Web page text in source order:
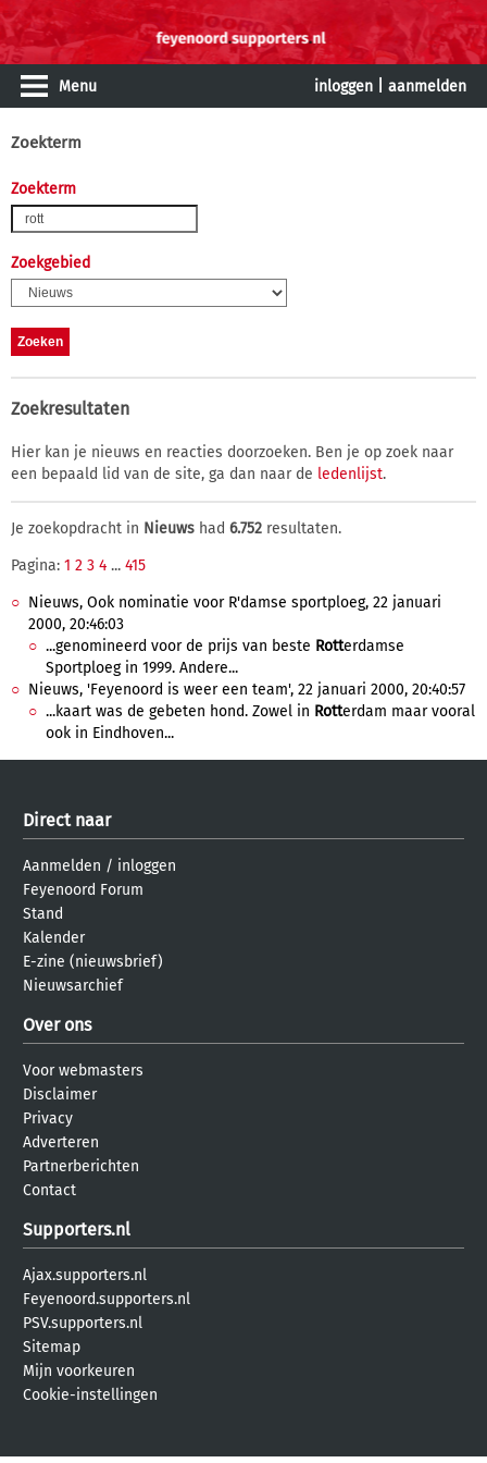
Menu inloggen aanmelden
Zoekterm
Zoekterm
Zoekgebied
Zoekresultaten
Hier kan je nieuws en reacties doorzoeken. Ben je op zoek naar
een bepaald lid van de site, ga dan naar de ledenlijst.
Je zoekopdracht in Nieuws had 6.752 resultaten.
Pagina: 1 2 3 4 ... 415
Nieuws, Ook nominatie voor R'damse sportploeg, 22 januari
2000, 20:46:03
...genomineerd voor de prijs van beste Rotterdamse
Sportploeg in 1999. Andere...
Nieuws, 'Feyenoord is weer een team', 22 januari 2000, 20:40:57
...kaart was de gebeten hond. Zowel in Rotterdam maar vooral
ook in Eindhoven...
Direct naar
Aanmelden / inloggen
Feyenoord Forum
Stand
Kalender
E-zine (nieuwsbrief)
Nieuwsarchief
Over ons
Voor webmasters
Disclaimer
Privacy
Adverteren
Partnerberichten
Contact
Supporters.nl
Ajax.supporters.nl
Feyenoord.supporters.nl
PSV.supporters.nl
Sitemap
Mijn voorkeuren
Cookie-instellingen